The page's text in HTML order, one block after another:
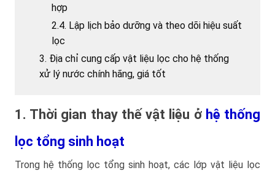
hợp
2.4. Lập lịch bảo dưỡng và theo dõi hiệu suất
lọc
3. Địa chỉ cung cấp vật liệu lọc cho hệ thống
xử lý nước chính hãng, giá tốt
1. Thời gian thay thế vật liệu ở hệ thống
lọc tổng sinh hoạt
Trong hệ thống lọc tổng sinh hoạt, các lớp vật liệu lọc